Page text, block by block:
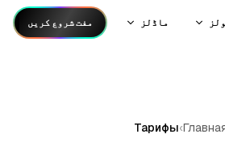
ماڈلز مفت شروع کریں
›
Тарифы